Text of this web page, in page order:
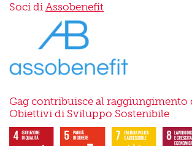
Soci di Assobenefit
Gag contribuisce al raggiungimento
Obiettivi di Sviluppo Sostenibile